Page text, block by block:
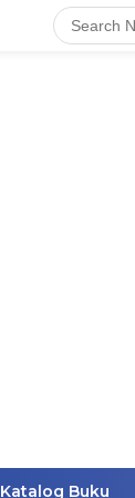
Katalog Buku